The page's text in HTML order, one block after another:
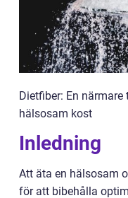
Dietfiber: En
hälsosam kost
Inledning
Att äta en hälsosam
för att bibehålla